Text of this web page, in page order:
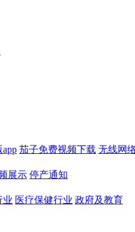
茄子免费视频下载 无线网
展示 停产通知
业 医疗保健行业 政府及教育